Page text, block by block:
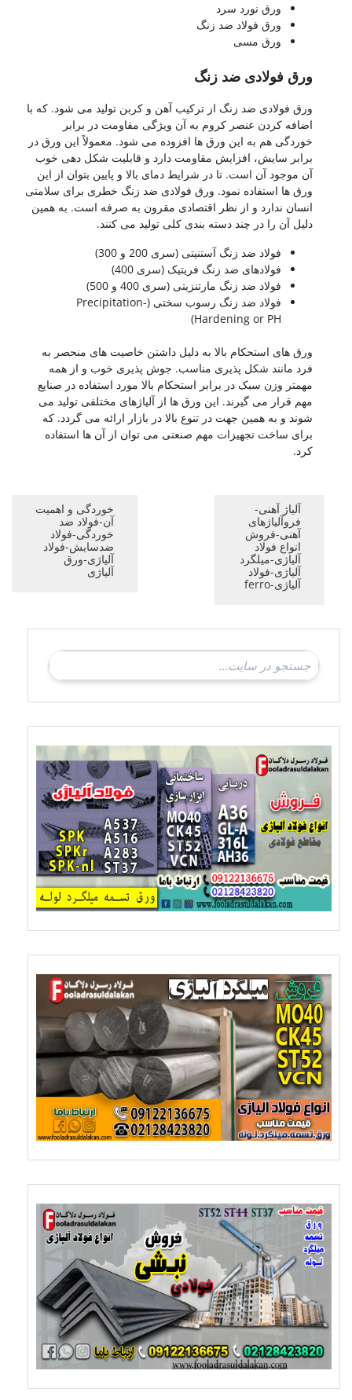
ورق نورد سرد
ورق فولاد ضد زنگ
ورق مسی
ورق فولادی ضد زنگ
ورق فولادی ضد زنگ از ترکیب آهن و کربن تولید می شود. که با
اضافه کردن عنصر کروم به آن ویژگی مقاومت در برابر
خوردگی هم به این ورق ها افزوده می شود. معمولاً این ورق در
برابر سایش، افزایش مقاومت دارد و قابلیت شکل دهی خوب
آن موجود آن است. تا در شرایط دمای بالا و پایین بتوان از این
ورق ها استفاده نمود. ورق فولادی ضد زنگ خطری برای سلامتی
انسان ندارد و از نظر اقتصادی مقرون به صرفه است. به همین
دلیل آن را در چند دسته بندی کلی تولید می کنند.
فولاد ضد زنگ آستنیتی (سری 200 و 300)
فولادهای ضد زنگ فریتیک (سری 400)
فولاد ضد زنگ مارتنزیتی (سری 400 و 500)
فولاد ضد زنگ رسوب سختی (Precipitation-
Hardening or PH)
ورق های استحکام بالا به دلیل داشتن خاصیت های منحصر به
فرد مانند شکل پذیری مناسب. جوش پذیری خوب و از همه
مهمتر وزن سبک در برابر استحکام بالا مورد استفاده در صنایع
مهم قرار می گیرند. این ورق ها از آلیاژهای مختلفی تولید می
شوند و به همین جهت در تنوع بالا در بازار ارائه می گردد. که
برای ساخت تجهیزات مهم صنعتی می توان از آن ها استفاده
کرد.
خوردگی و اهمیت
آن-فولاد ضد
خوردگی-فولاد
ضدسایش-فولاد
آلیاژی-ورق
آلیاژی
آلیاژ آهنی-
فروآلیاژهای
آهنی-فروش
انواع فولاد
آلیاژی-میلگرد
آلیاژی-فولاد
آلیاژی-ferro